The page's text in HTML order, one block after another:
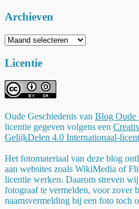
Archieven
Archieven
Licentie
Oude Geschiedenis van Blog Oude
licentie gegeven volgens een
GelijkDelen 4.0 Internationaal-
Het fotomateriaal van deze blog
aan websites zoals WikiMedia of
licentie werken. Daarom streven
fotograaf te vermelden, voor zover
naamsvermelding bij een foto toch